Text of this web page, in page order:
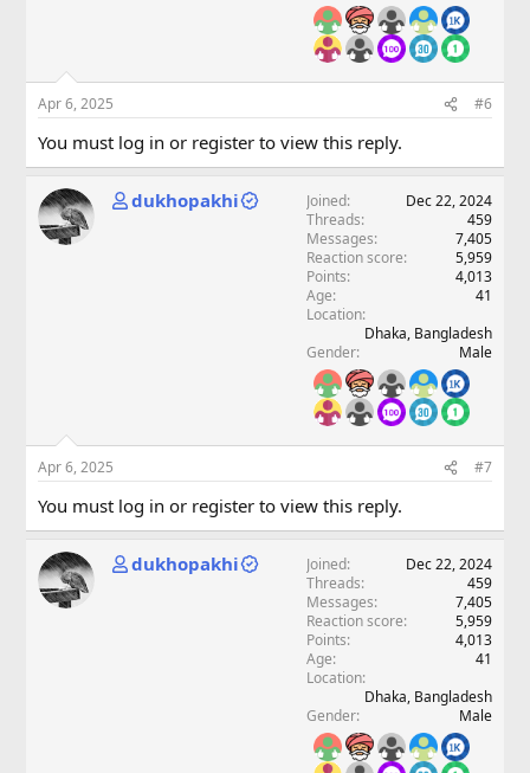
Apr 6, 2025 #6
You must log in or register to view this reply.
dukhopakhi Joined
Dec 22, 2024
Threads
459
Messages
7,405
Reaction score
5,959
Points
4,013
Age
41
Location
Dhaka, Bangladesh
Gender
Male
Apr 6, 2025 #7
You must log in or register to view this reply.
dukhopakhi Joined
Dec 22, 2024
Threads
459
Messages
7,405
Reaction score
5,959
Points
4,013
Age
41
Location
Dhaka, Bangladesh
Gender
Male